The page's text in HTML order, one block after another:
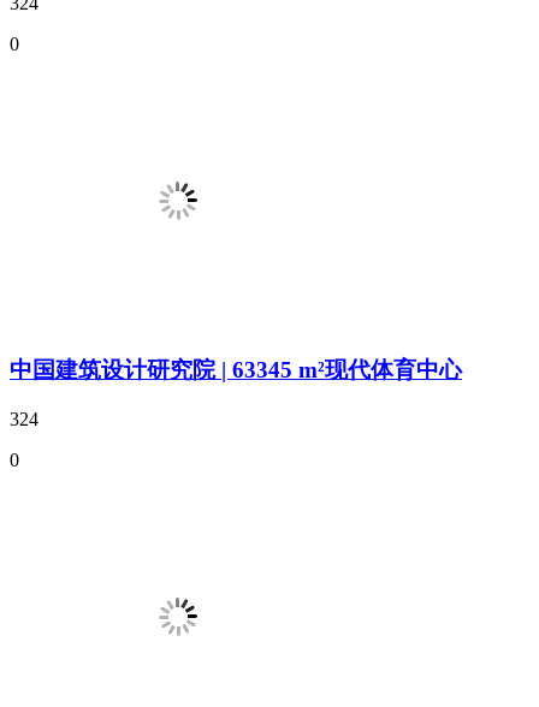
0
中国建筑设计研究院 | 63345 m²现代体育中心
324
0